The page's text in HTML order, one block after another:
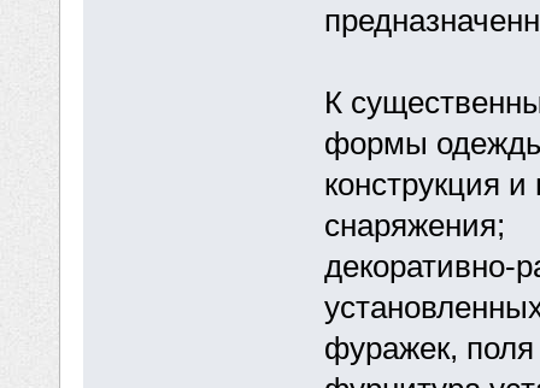
К
формы одежды
конструкция
снаряжения;
декоративно-
фуражек, поля